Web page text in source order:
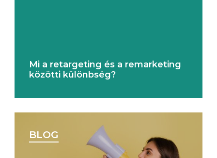
Mi a retargeting és a remarketing
közötti különbség?
BLOG